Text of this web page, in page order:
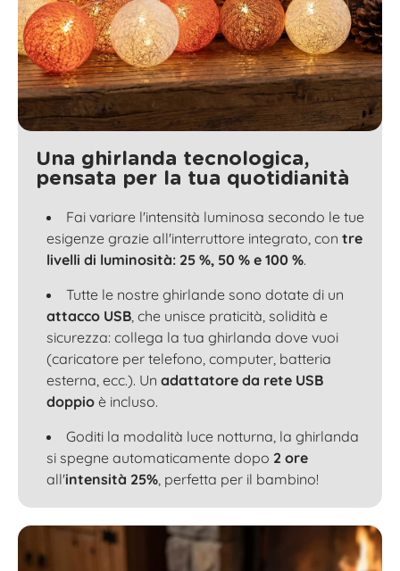
Una ghirlanda tecnologica,
pensata per la tua quotidianità
Fai variare l'intensità luminosa secondo le tue
esigenze grazie all'interruttore integrato, con tre
livelli di luminosità: 25 %, 50 % e 100 %.
Tutte le nostre ghirlande sono dotate di un
attacco USB, che unisce praticità, solidità e
sicurezza: collega la tua ghirlanda dove vuoi
(caricatore per telefono, computer, batteria
esterna, ecc.). Un adattatore da rete USB
doppio è incluso.
Goditi la modalità luce notturna, la ghirlanda
si spegne automaticamente dopo 2 ore
all'intensità 25%, perfetta per il bambino!